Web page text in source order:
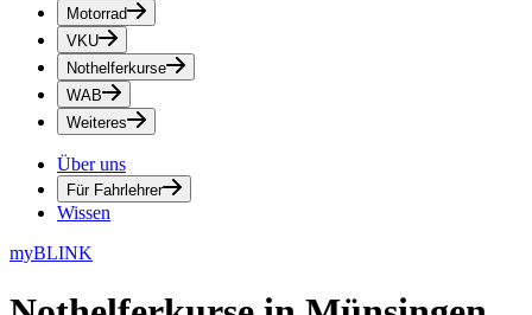
Motorrad
VKU
Nothelferkurse
WAB
Weiteres
Über uns
Für Fahrlehrer
Wissen
myBLINK